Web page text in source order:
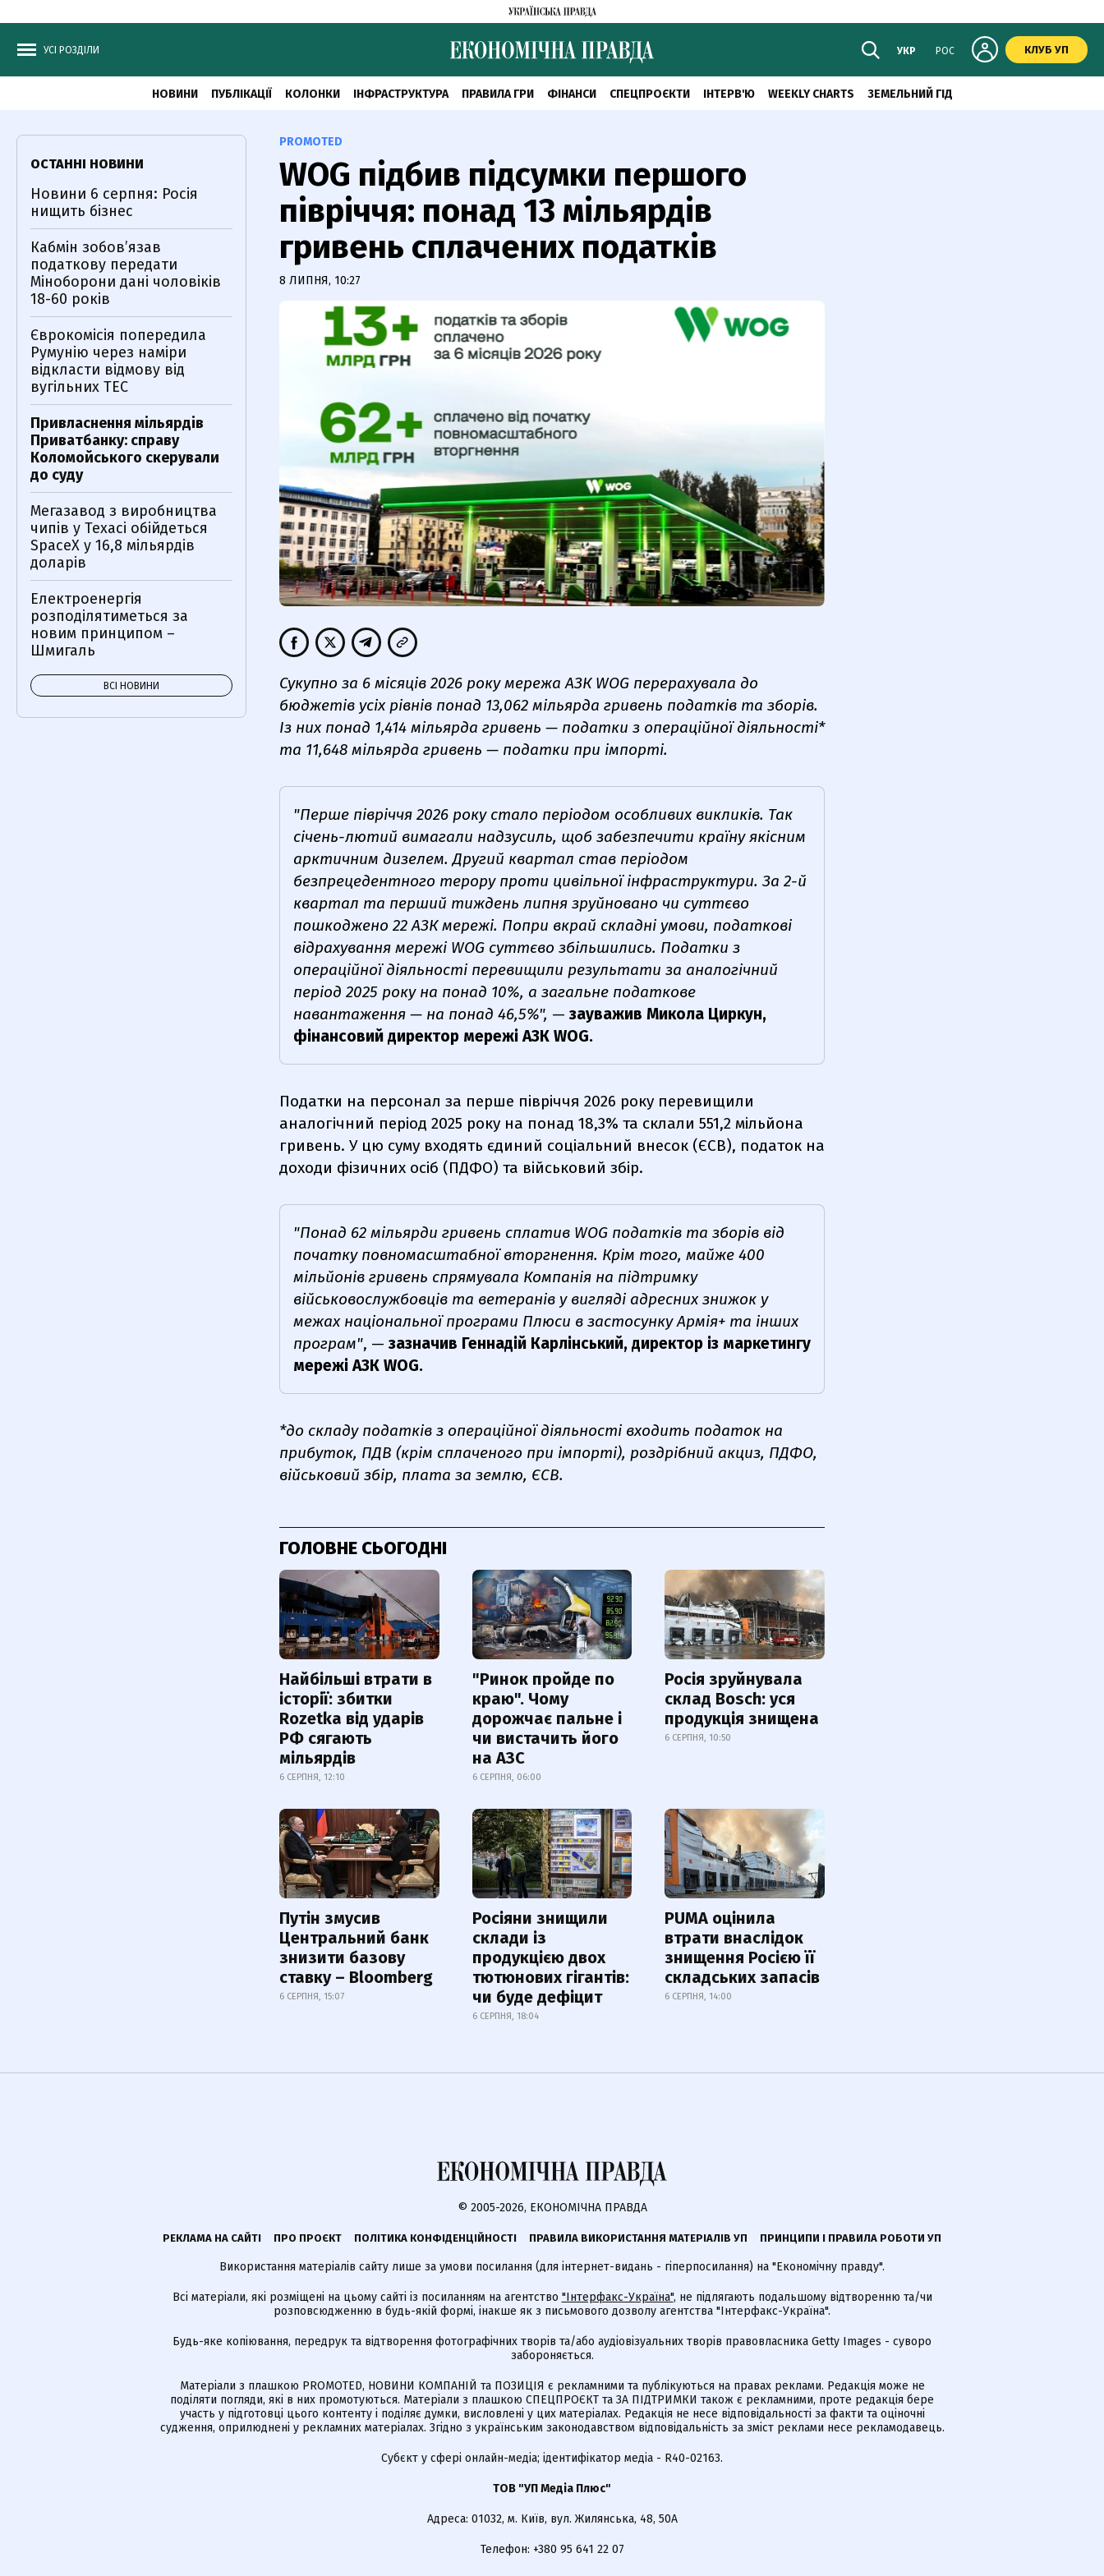
УСІ РОЗДІЛИ УКР РОС КЛУБ УП
НОВИНИ ПУБЛІКАЦІЇ КОЛОНКИ ІНФРАСТРУКТУРА ПРАВИЛА ГРИ ФІНАНСИ СПЕЦПРОЄКТИ ІНТЕРВ'Ю WEEKLY CHARTS ЗЕМЕЛЬНИЙ ГІД
PROMOTED
WOG підбив підсумки першого
півріччя: понад 13 мільярдів
гривень сплачених податків
8 ЛИПНЯ, 10:27
Сукупно за 6 місяців 2026 року мережа АЗК WOG перерахувала до
бюджетів усіх рівнів понад 13,062 мільярда гривень податків та зборів.
Із них понад 1,414 мільярда гривень — податки з операційної діяльності*
та 11,648 мільярда гривень — податки при імпорті.
"Перше півріччя 2026 року стало періодом особливих викликів. Так
січень-лютий вимагали надзусиль, щоб забезпечити країну якісним
арктичним дизелем. Другий квартал став періодом
безпрецедентного терору проти цивільної інфраструктури. За 2-й
квартал та перший тиждень липня зруйновано чи суттєво
пошкоджено 22 АЗК мережі. Попри вкрай складні умови, податкові
відрахування мережі WOG суттєво збільшились. Податки з
операційної діяльності перевищили результати за аналогічний
період 2025 року на понад 10%, а загальне податкове
навантаження — на понад 46,5%", — зауважив Микола Циркун,
фінансовий директор мережі АЗК WOG.
Податки на персонал за перше півріччя 2026 року перевищили
аналогічний період 2025 року на понад 18,3% та склали 551,2 мільйона
гривень. У цю суму входять єдиний соціальний внесок (ЄСВ), податок на
доходи фізичних осіб (ПДФО) та військовий збір.
"Понад 62 мільярди гривень сплатив WOG податків та зборів від
початку повномасштабної вторгнення. Крім того, майже 400
мільйонів гривень спрямувала Компанія на підтримку
військовослужбовців та ветеранів у вигляді адресних знижок у
межах національної програми Плюси в застосунку Армія+ та інших
програм", — зазначив Геннадій Карлінський, директор із маркетингу
мережі АЗК WOG.
*до складу податків з операційної діяльності входить податок на
прибуток, ПДВ (крім сплаченого при імпорті), роздрібний акциз, ПДФО,
військовий збір, плата за землю, ЄСВ.
ГОЛОВНЕ СЬОГОДНІ
Найбільші втрати в
історії: збитки
Rozetka від ударів
РФ сягають
мільярдів
6 СЕРПНЯ, 12:10
"Ринок пройде по
краю". Чому
дорожчає пальне і
чи вистачить його
на АЗС
6 СЕРПНЯ, 06:00
Росія зруйнувала
склад Bosch: уся
продукція знищена
6 СЕРПНЯ, 10:50
Путін змусив
Центральний банк
знизити базову
ставку – Bloomberg
6 СЕРПНЯ, 15:07
Росіяни знищили
склади із
продукцією двох
тютюнових гігантів:
чи буде дефіцит
6 СЕРПНЯ, 18:04
PUMA оцінила
втрати внаслідок
знищення Росією її
складських запасів
6 СЕРПНЯ, 14:00
ОСТАННІ НОВИНИ
Новини 6 серпня: Росія
нищить бізнес
Кабмін зобовʼязав
податкову передати
Міноборони дані чоловіків
18-60 років
Єврокомісія попередила
Румунію через наміри
відкласти відмову від
вугільних ТЕС
Привласнення мільярдів
Приватбанку: справу
Коломойського скерували
до суду
Мегазавод з виробництва
чипів у Техасі обійдеться
SpaceX у 16,8 мільярдів
доларів
Електроенергія
розподілятиметься за
новим принципом –
Шмигаль
ВСІ НОВИНИ
© 2005-2026, ЕКОНОМІЧНА ПРАВДА
РЕКЛАМА НА САЙТІ ПРО ПРОЄКТ ПОЛІТИКА КОНФІДЕНЦІЙНОСТІ ПРАВИЛА ВИКОРИСТАННЯ МАТЕРІАЛІВ УП ПРИНЦИПИ І ПРАВИЛА РОБОТИ УП
Використання матеріалів сайту лише за умови посилання (для інтернет-видань - гіперпосилання) на "Економічну правду".
Всі матеріали, які розміщені на цьому сайті із посиланням на агентство "Інтерфакс-Україна", не підлягають подальшому відтворенню та/чи
розповсюдженню в будь-якій формі, інакше як з письмового дозволу агентства "Інтерфакс-Україна".
Будь-яке копіювання, передрук та відтворення фотографічних творів та/або аудіовізуальних творів правовласника Getty Images - суворо
забороняється.
Матеріали з плашкою PROMOTED, НОВИНИ КОМПАНІЙ та ПОЗИЦІЯ є рекламними та публікуються на правах реклами. Редакція може не
поділяти погляди, які в них промотуються. Матеріали з плашкою СПЕЦПРОЄКТ та ЗА ПІДТРИМКИ також є рекламними, проте редакція бере
участь у підготовці цього контенту і поділяє думки, висловлені у цих матеріалах. Редакція не несе відповідальності за факти та оціночні
судження, оприлюднені у рекламних матеріалах. Згідно з українським законодавством відповідальність за зміст реклами несе рекламодавець.
Cубєкт у сфері онлайн-медіа; ідентифікатор медіа - R40-02163.
ТОВ "УП Медіа Плюс"
Адреса: 01032, м. Київ, вул. Жилянська, 48, 50А
Телефон: +380 95 641 22 07